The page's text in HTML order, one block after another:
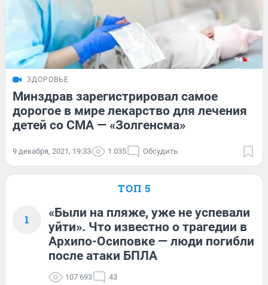
ЗДОРОВЬЕ
Минздрав зарегистрировал самое
дорогое в мире лекарство для лечения
детей со СМА — «Золгенсма»
9 декабря, 2021, 19:33 1 035 Обсудить
ТОП 5
1
«Были на пляже, уже не успевали
уйти». Что известно о трагедии в
Архипо-Осиповке — люди погибли
после атаки БПЛА
107 693 43